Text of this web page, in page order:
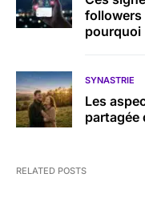
followers
pourquoi
SYNASTRIE
Les
partagée
RELATED POSTS